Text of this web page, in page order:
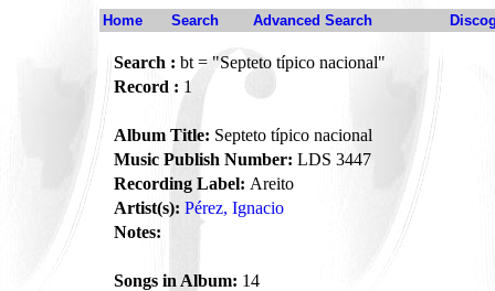
Home Search Advanced Search
Search : bt = "Septeto típico nacional"
Record : 1
Album Title: Septeto típico nacional
Music Publish Number: LDS 3447
Recording Label: Areito
Artist(s): Pérez, Ignacio
Notes:
Songs in Album: 14